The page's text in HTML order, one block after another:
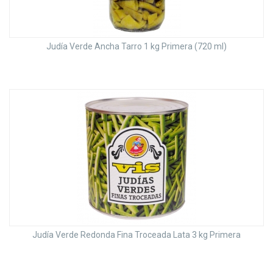
Judía Verde Ancha Tarro 1 kg Primera (720 ml)
Judía Verde Redonda Fina Troceada Lata 3 kg Primera